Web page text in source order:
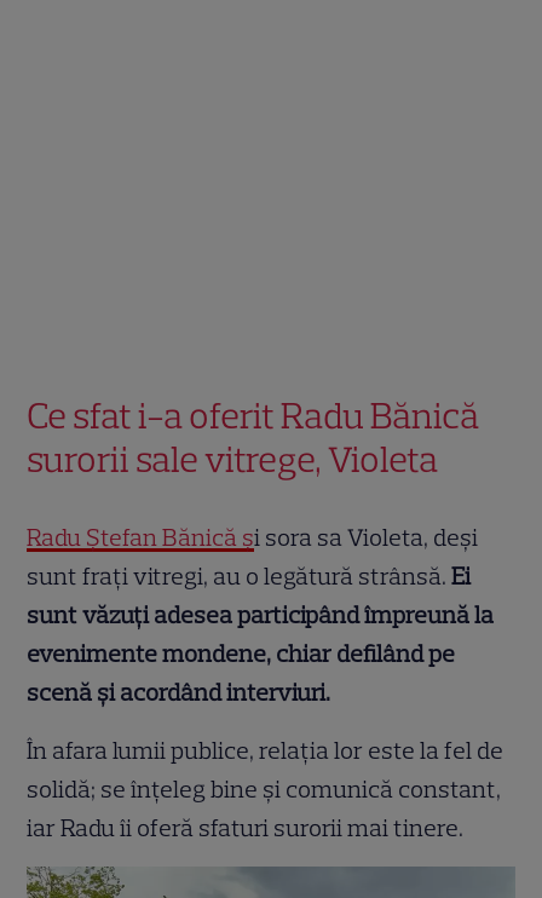
Ce sfat i-a oferit Radu Bănică
surorii sale vitrege, Violeta
Radu Ștefan Bănică și sora sa Violeta, deși
sunt frați vitregi, au o legătură strânsă.Ei
sunt văzuți adesea participând împreună la
evenimente mondene, chiar defilând pe
scenă și acordând interviuri.
În afara lumii publice, relația lor este la fel de
solidă; se înțeleg bine și comunică constant,
iar Radu îi oferă sfaturi surorii mai tinere.